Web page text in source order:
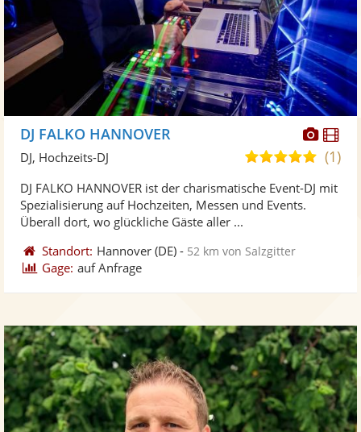
Fotos
DJ FALKO HANNOVER
5,0
5
(1)
DJ, Hochzeits-DJ
DJ FALKO HANNOVER ist der charismatische Event-DJ mit
Spezialisierung auf Hochzeiten, Messen und Events.
Überall dort, wo glückliche Gäste aller ...
Standort: Hannover (DE) - 52 km von Salzgitter
Gage: auf Anfrage